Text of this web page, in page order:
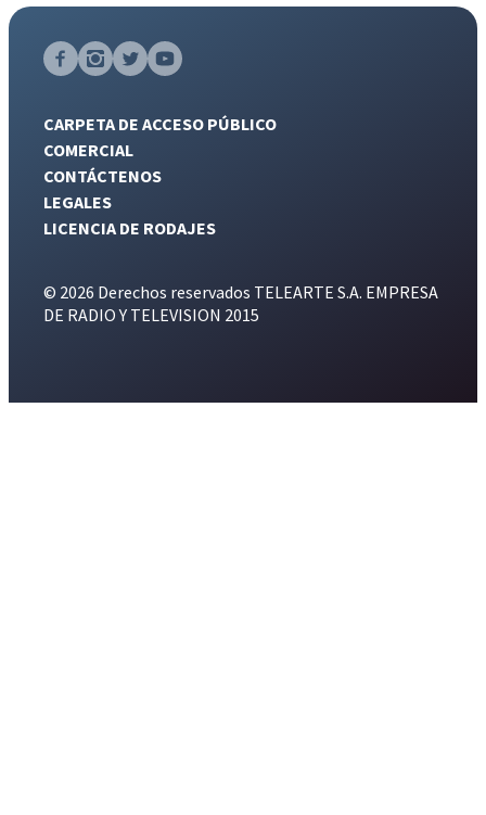
CARPETA DE ACCESO PÚBLICO
COMERCIAL
CONTÁCTENOS
LEGALES
LICENCIA DE RODAJES
© 2026 Derechos reservados TELEARTE S.A. EMPRESA
DE RADIO Y TELEVISION 2015